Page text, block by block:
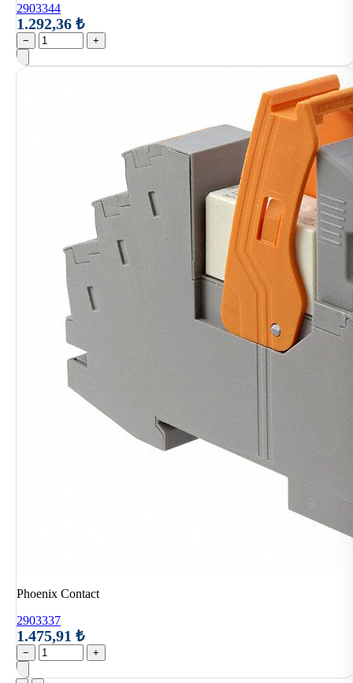
2903344
1.292,36 ₺
− +
Phoenix Contact
2903337
1.475,91 ₺
− +